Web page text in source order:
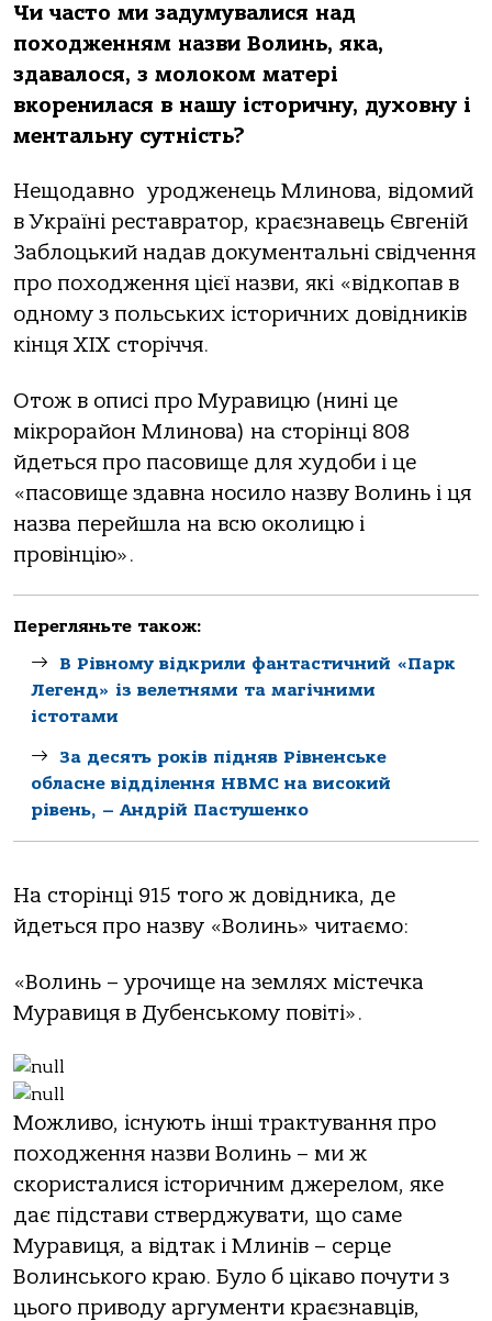
Чи часто ми задумувалися над
походженням назви Волинь, яка,
здавалося, з молоком матері
вкоренилася в нашу історичну, духовну і
ментальну сутність?
Нещодавно уродженець Млинова, відомий
в Україні реставратор, краєзнавець Євгеній
Заблоцький надав документальні свідчення
про походження цієї назви, які «відкопав в
одному з польських історичних довідників
кінця ХIX сторіччя.
Отож в описі про Муравицю (нині це
мікрорайон Млинова) на сторінці 808
йдеться про пасовище для худоби і це
«пасовище здавна носило назву Волинь і ця
назва перейшла на всю околицю і
провінцію».
Перегляньте також:
В Рівному відкрили фантастичний «Парк
Легенд» із велетнями та магічними
істотами
За десять років підняв Рівненське
обласне відділення НВМС на високий
рівень, – Андрій Пастушенко
На сторінці 915 того ж довідника, де
йдеться про назву «Волинь» читаємо:
«Волинь – урочище на землях містечка
Муравиця в Дубенському повіті».
Можливо, існують інші трактування про
походження назви Волинь – ми ж
скористалися історичним джерелом, яке
дає підстави стверджувати, що саме
Муравиця, а відтак і Млинів – серце
Волинського краю. Було б цікаво почути з
цього приводу аргументи краєзнавців,